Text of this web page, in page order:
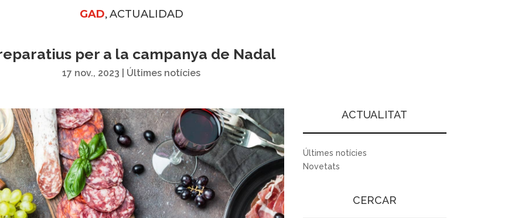
GAD, ACTUALIDAD
per a la campanya de Nadal
17 nov., 2023 Últimes notícies
ACTUALITAT
Últimes notícies
Novetats
CERCAR